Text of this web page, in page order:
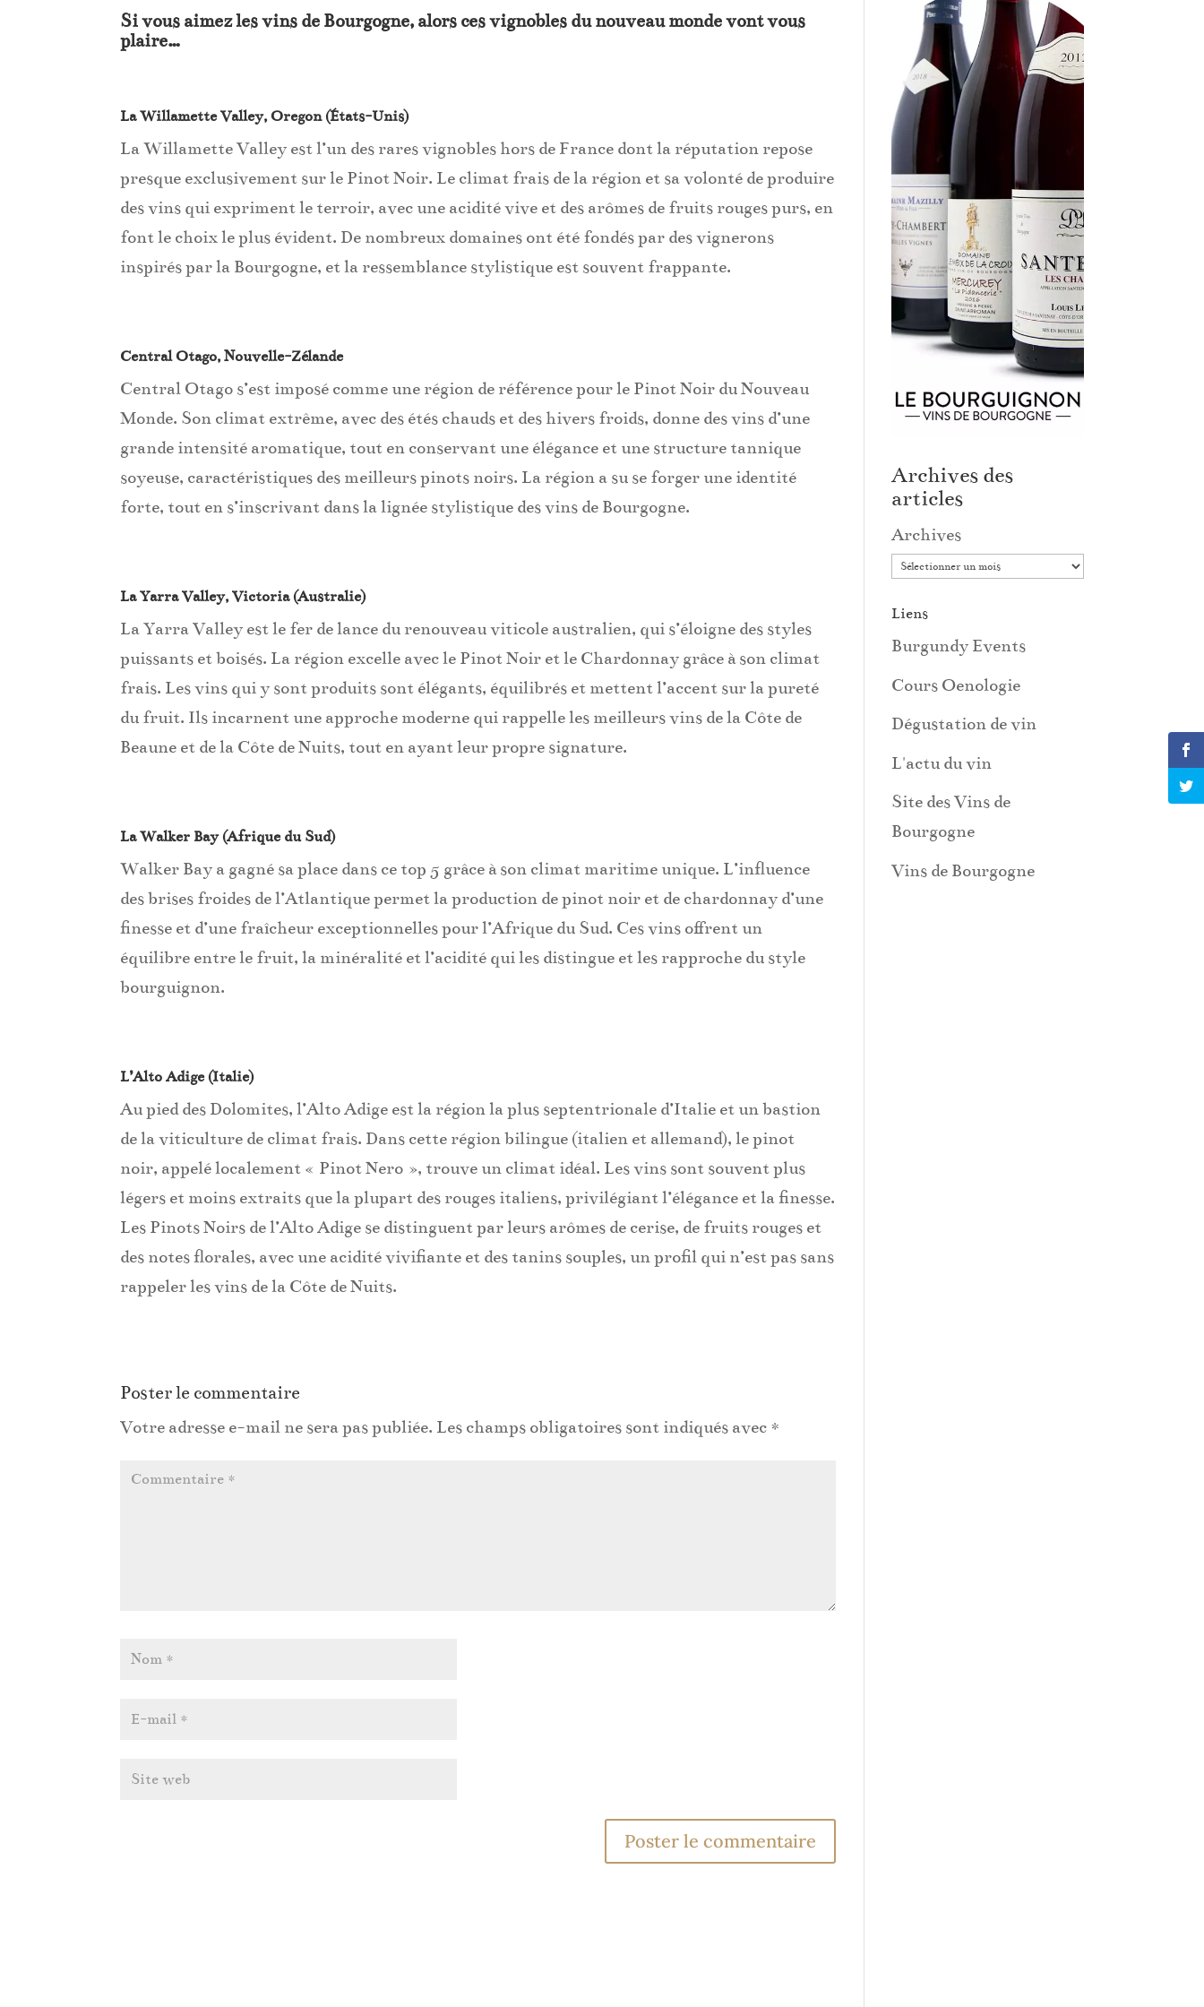
Si vous aimez les vins de Bourgogne, alors ces vignobles du nouveau monde vont vous
plaire…
La Willamette Valley, Oregon (États-Unis)
La Willamette Valley est l’un des rares vignobles hors de France dont la réputation repose
presque exclusivement sur le Pinot Noir. Le climat frais de la région et sa volonté de produire
des vins qui expriment le terroir, avec une acidité vive et des arômes de fruits rouges purs, en
font le choix le plus évident. De nombreux domaines ont été fondés par des vignerons
inspirés par la Bourgogne, et la ressemblance stylistique est souvent frappante.
Central Otago, Nouvelle-Zélande
Central Otago s’est imposé comme une région de référence pour le Pinot Noir du Nouveau
Monde. Son climat extrême, avec des étés chauds et des hivers froids, donne des vins d’une
grande intensité aromatique, tout en conservant une élégance et une structure tannique
soyeuse, caractéristiques des meilleurs pinots noirs. La région a su se forger une identité
forte, tout en s’inscrivant dans la lignée stylistique des vins de Bourgogne.
La Yarra Valley, Victoria (Australie)
La Yarra Valley est le fer de lance du renouveau viticole australien, qui s’éloigne des styles
puissants et boisés. La région excelle avec le Pinot Noir et le Chardonnay grâce à son climat
frais. Les vins qui y sont produits sont élégants, équilibrés et mettent l’accent sur la pureté
du fruit. Ils incarnent une approche moderne qui rappelle les meilleurs vins de la Côte de
Beaune et de la Côte de Nuits, tout en ayant leur propre signature.
La Walker Bay (Afrique du Sud)
Walker Bay a gagné sa place dans ce top 5 grâce à son climat maritime unique. L’influence
des brises froides de l’Atlantique permet la production de pinot noir et de chardonnay d’une
finesse et d’une fraîcheur exceptionnelles pour l’Afrique du Sud. Ces vins offrent un
équilibre entre le fruit, la minéralité et l’acidité qui les distingue et les rapproche du style
bourguignon.
L’Alto Adige (Italie)
Au pied des Dolomites, l’Alto Adige est la région la plus septentrionale d’Italie et un bastion
de la viticulture de climat frais. Dans cette région bilingue (italien et allemand), le pinot
noir, appelé localement « Pinot Nero », trouve un climat idéal. Les vins sont souvent plus
légers et moins extraits que la plupart des rouges italiens, privilégiant l’élégance et la finesse.
Les Pinots Noirs de l’Alto Adige se distinguent par leurs arômes de cerise, de fruits rouges et
des notes florales, avec une acidité vivifiante et des tanins souples, un profil qui n’est pas sans
rappeler les vins de la Côte de Nuits.
Poster le commentaire
Votre adresse e-mail ne sera pas publiée. Les champs obligatoires sont indiqués avec *
Archives des
articles
Archives
Liens
Burgundy Events
Cours Oenologie
Dégustation de vin
L'actu du vin
Site des Vins de
Bourgogne
Vins de Bourgogne